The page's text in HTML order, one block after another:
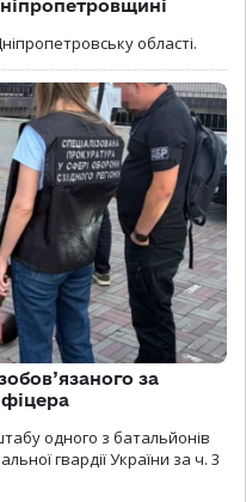
області.
за
одного з батальйонів
гвардії України за ч. 3